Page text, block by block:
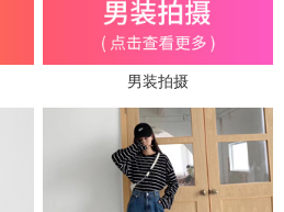
男装拍摄